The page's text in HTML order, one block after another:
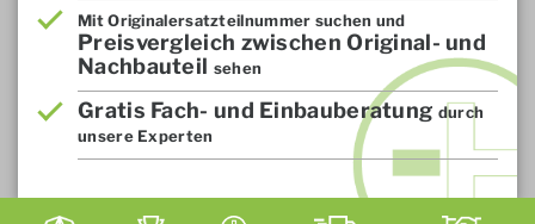
Mit Originalersatzteilnummer suchen und
Preisvergleich zwischen Original- und
Nachbauteil sehen
Gratis Fach- und Einbauberatung durch
unsere Experten